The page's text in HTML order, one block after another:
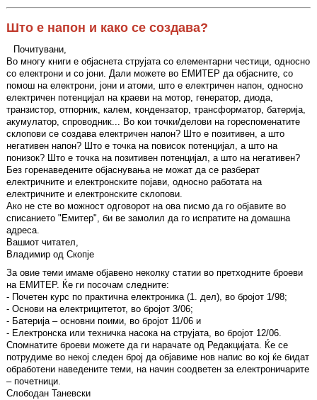
Што е напон и како се создава?
Почитувани,
Во многу книги е објаснета струјата со елементарни честици, односно
со електрони и со јони. Дали можете во ЕМИТЕР да објасните, со
помош на електрони, јони и атоми, што е електричен напон, односно
електричен потенцијал на краеви на мотор, генератор, диода,
транзистор, отпорник, калем, кондензатор, трансформатор, батерија,
акумулатор, спроводник... Во кои точки/делови на гореспоменатите
склопови се создава електричен напон? Што е позитивен, а што
негативен напон? Што е точка на повисок потенцијал, а што на
понизок? Што е точка на позитивен потенцијал, а што на негативен?
Без горенаведените објаснувања не можат да се разберат
електричните и електронските појави, односно работата на
електричните и електронските склопови.
Ако не сте во можност одговорот на ова писмо да го објавите во
списанието "Емитер", би ве замолил да го испратите на домашна
адреса.
Вашиот читател,
Владимир од Скопје
За овие теми имаме објавено неколку статии во претходните броеви
на ЕМИТЕР. Ќе ги посочам следните:
- Почетен курс по практична електроника (1. дел), во бројот 1/98;
- Основи на електрицитетот, во бројот 3/06;
- Батерија – основни поими, во бројот 11/06 и
- Електронска или техничка насока на струјата, во бројот 12/06.
Спомнатите броеви можете да ги нарачате од Редакцијата. Ќе се
потрудиме во некој следен број да објавиме нов напис во кој ќе бидат
обработени наведените теми, на начин соодветен за електроничарите
– почетници.
Слободан Таневски